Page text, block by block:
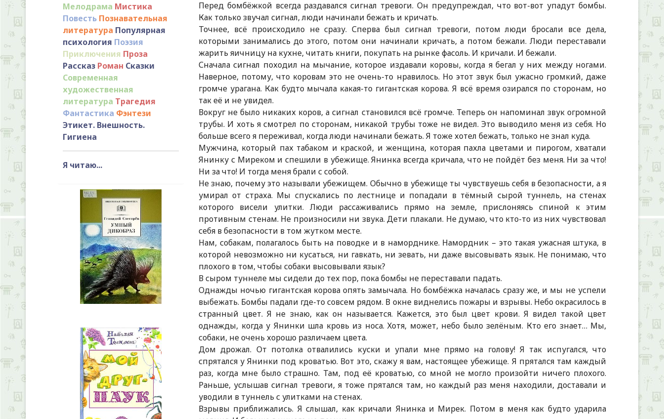
Мелодрама Мистика
Повесть Познавательная
литература Популярная
психология Поэзия
Приключения Проза
Рассказ Роман Сказки
Современная
художественная
литература Трагедия
Фантастика Фэнтези
Этикет. Внешность.
Гигиена
Я читаю...
Перед бомбёжкой всегда раздавался сигнал тревоги. Он предупреждал, что вот-вот упадут бомбы.
Как только звучал сигнал, люди начинали бежать и кричать.
Точнее, всё происходило не сразу. Сперва был сигнал тревоги, потом люди бросали все дела,
которыми занимались до этого, потом они начинали кричать, а потом бежали. Люди переставали
жарить яичницу на кухне, читать книги, покупать на рынке фасоль. И кричали. И бежали.
Сначала сигнал походил на мычание, которое издавали коровы, когда я бегал у них между ногами.
Наверное, потому, что коровам это не очень-то нравилось. Но этот звук был ужасно громкий, даже
громче урагана. Как будто мычала какая-то гигантская корова. Я всё время озирался по сторонам, но
так её и не увидел.
Вокруг не было никаких коров, а сигнал становился всё громче. Теперь он напоминал звук огромной
трубы. И хоть я смотрел по сторонам, никакой трубы тоже не видел. Это выводило меня из себя. Но
больше всего я переживал, когда люди начинали бежать. Я тоже хотел бежать, только не знал куда.
Мужчина, который пах табаком и краской, и женщина, которая пахла цветами и пирогом, хватали
Янинку с Миреком и спешили в убежище. Янинка всегда кричала, что не пойдёт без меня. Ни за что!
Ни за что! И тогда меня брали с собой.
Не знаю, почему это называли убежищем. Обычно в убежище ты чувствуешь себя в безопасности, а я
умирал от страха. Мы спускались по лестнице и попадали в тёмный сырой туннель, на стенах
которого висели улитки. Люди рассаживались прямо на земле, прислоняясь спиной к этим
противным стенам. Не произносили ни звука. Дети плакали. Не думаю, что кто-то из них чувствовал
себя в безопасности в том жутком месте.
Нам, собакам, полагалось быть на поводке и в наморднике. Намордник – это такая ужасная штука, в
которой невозможно ни кусаться, ни гавкать, ни зевать, ни даже высовывать язык. Не понимаю, что
плохого в том, чтобы собаки высовывали язык?
В сыром туннеле мы сидели до тех пор, пока бомбы не переставали падать.
Однажды ночью гигантская корова опять замычала. Но бомбёжка началась сразу же, и мы не успели
выбежать. Бомбы падали где-то совсем рядом. В окне виднелись пожары и взрывы. Небо окрасилось в
странный цвет. Я не знаю, как он называется. Кажется, это был цвет крови. Я видел такой цвет
однажды, когда у Янинки шла кровь из носа. Хотя, может, небо было зелёным. Кто его знает… Мы,
собаки, не очень хорошо различаем цвета.
Дом дрожал. От потолка отвалились куски и упали мне прямо на голову! Я так испугался, что
спрятался у Янинки под кроватью. Вот это, скажу я вам, настоящее убежище. Я прятался там каждый
раз, когда мне было страшно. Там, под её кроватью, со мной не могло произойти ничего плохого.
Раньше, услышав сигнал тревоги, я тоже прятался там, но каждый раз меня находили, доставали и
уводили в туннель с улитками на стенах.
Взрывы приближались. Я слышал, как кричали Янинка и Мирек. Потом в меня как будто ударила